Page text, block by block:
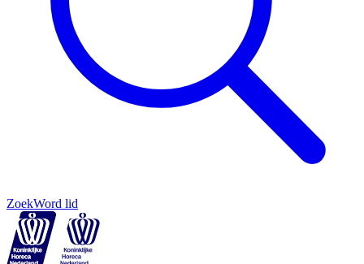
ZoekWord lid